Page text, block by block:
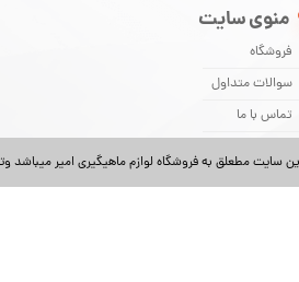
سایت مطعلق به فروشگاه لوازم ماهیگیری امیر
منوی سایت
فروشگاه
سوالات متداول
تماس با ما